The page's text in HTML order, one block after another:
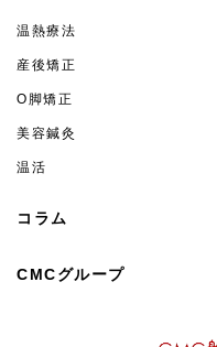
温熱療法
産後矯正
O脚矯正
美容鍼灸
温活
コラム
CMCグループ